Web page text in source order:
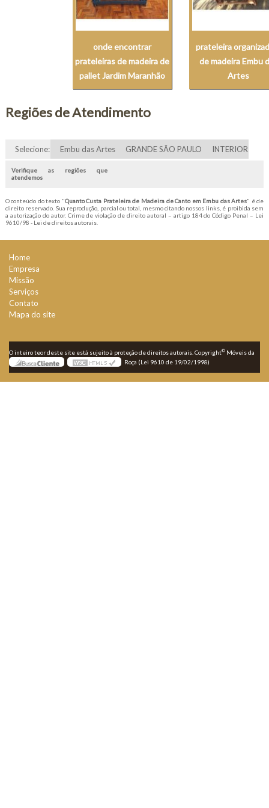
onde encontrar
prateleiras de madeira de
pallet Jardim Maranhão
prateleira
de madeira Embu
Artes
Regiões de Atendimento
Selecione: Embu das Artes GRANDE SÃO PAULO INTERIOR
Verifique as regiões que
atendemos
O conteúdo do texto "Quanto Custa Prateleira de Madeira de Canto em Embu das Artes" é de
direito reservado. Sua reprodução, parcial ou total, mesmo citando nossos links, é proibida sem
a autorização do autor. Crime de violação de direito autoral – artigo 184 do Código Penal – Lei
9610/98 - Lei de direitos autorais.
Home
Empresa
Missão
Serviços
Contato
Mapa do site
O inteiro teor deste site está sujeito à proteção de direitos autorais. Copyright© Móveis da
Roça (Lei 9610 de 19/02/1998)